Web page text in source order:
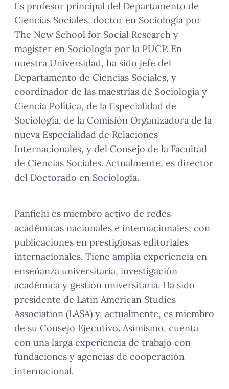
Es profesor principal del Departamento de
Ciencias Sociales, doctor en Sociología por
The New School for Social Research y
magíster en Sociología por la PUCP. En
nuestra Universidad, ha sido jefe del
Departamento de Ciencias Sociales, y
coordinador de las maestrías de Sociología y
Ciencia Política, de la Especialidad de
Sociología, de la Comisión Organizadora de la
nueva Especialidad de Relaciones
Internacionales, y del Consejo de la Facultad
de Ciencias Sociales. Actualmente, es director
del Doctorado en Sociología.
Panfichi es miembro activo de redes
académicas nacionales e internacionales, con
publicaciones en prestigiosas editoriales
internacionales. Tiene amplia experiencia en
enseñanza universitaria, investigación
académica y gestión universitaria. Ha sido
presidente de Latin American Studies
Association (LASA) y, actualmente, es miembro
de su Consejo Ejecutivo. Asimismo, cuenta
con una larga experiencia de trabajo con
fundaciones y agencias de cooperación
internacional.